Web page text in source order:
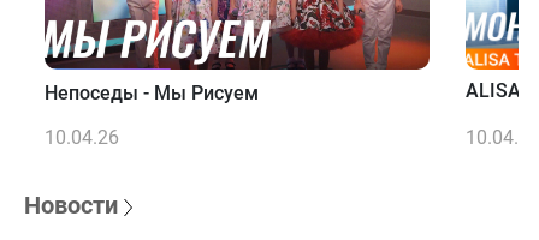
Непоседы - Мы Рисуем
10.04.26
ALISA
10.04.26
Новости